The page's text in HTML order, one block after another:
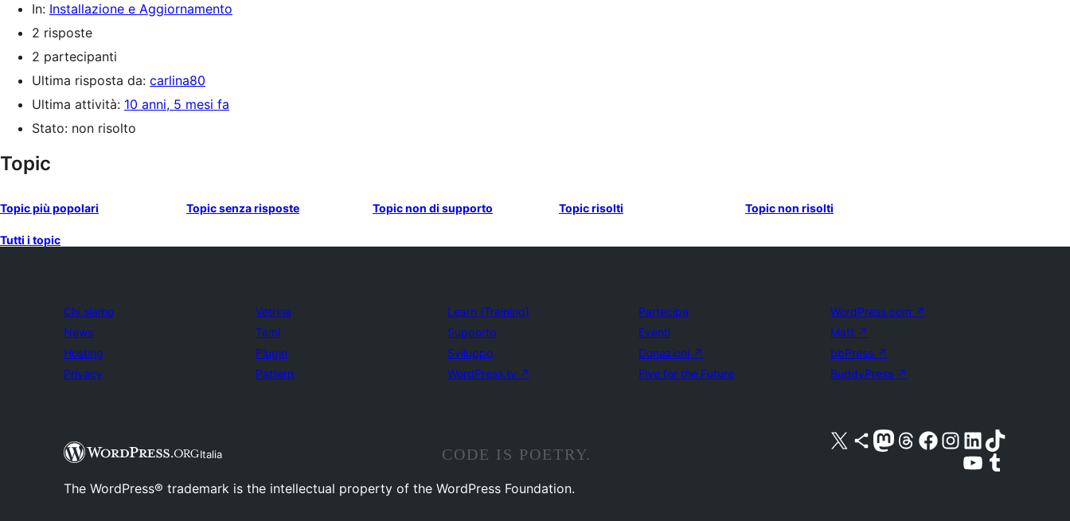
In: Installazione e Aggiornamento
2 risposte
2 partecipanti
Ultima risposta da: carlina80
Ultima attività: 10 anni, 5 mesi fa
Stato: non risolto
Topic
Topic più popolari Topic senza risposte Topic non di supporto Topic risolti Topic non risolti
Tutti i topic
Chi siamo
News
Hosting
Privacy
Vetrina
Temi
Plugin
Pattern
Learn (Training)
Supporto
Sviluppo
WordPress.tv ↗
Partecipa
Eventi
Donazioni ↗
Five for the Future
WordPress.com ↗
Matt ↗
bbPress ↗
BuddyPress ↗
Italia
Visita il nostro account X (ex Twitter)
Visita il nostro account Bluesky
Visita il nostro account Mastodon
Visita il nostro account Threads
Visita la nostra pagina Facebook
Visita il nostro account Instagram
Visita il nostro account LinkedIn
Visita il nostro account TikTok
Visita il nostro canale YouTube
Visita il nostro account Tumblr
CODE IS POETRY.
The WordPress® trademark is the intellectual property of the WordPress Foundation.